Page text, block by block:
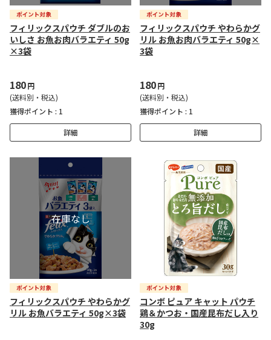
フィリックスパウチ ダブルのお
いしさ お魚お肉バラエティ 50g
×3袋
180円
(送料別・税込)
獲得ポイント : 1
詳細
フィリックスパウチ やわらかグ
リル お魚お肉バラエティ 50g×
3袋
180円
(送料別・税込)
獲得ポイント : 1
詳細
フィリックスパウチ やわらかグ
リル お魚バラエティ 50g×3袋
コンボ ピュア キャット パウチ
鶏＆かつお・国産昆布だし入り
30g